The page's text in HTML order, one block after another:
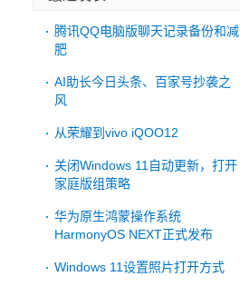
腾讯QQ电脑版聊天记录备份和减
肥
AI助长今日头条、百家号抄袭之
风
从荣耀到vivo iQOO12
关闭Windows 11自动更新，打开
家庭版组策略
华为原生鸿蒙操作系统
HarmonyOS NEXT正式发布
Windows 11设置照片打开方式